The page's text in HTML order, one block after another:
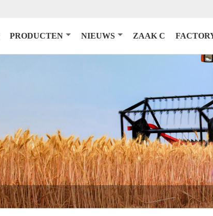
PRODUCTEN NIEUWS ZAAK C